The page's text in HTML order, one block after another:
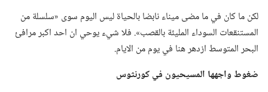
لكن ما كان في ما مضى ميناء نابضا بالحياة ليس اليوم سوى «سلسلة من
المستنقعات السوداء المليئة بالقصب».‏ فلا شيء يوحي ان احد اكبر مرافئ
البحر المتوسط ازدهر هنا في يوم من الايام.‏
ضغوط واجهها المسيحيون فيكورنثوس